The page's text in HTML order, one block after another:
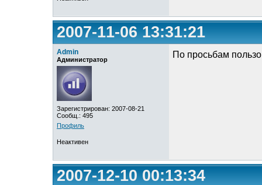
2007-11-06 13:31:21
Admin
Администратор
Зарегистрирован: 2007-08-21
Сообщ.: 495
Профиль
По просьбам
Неактивен
2007-12-10 00:13:34